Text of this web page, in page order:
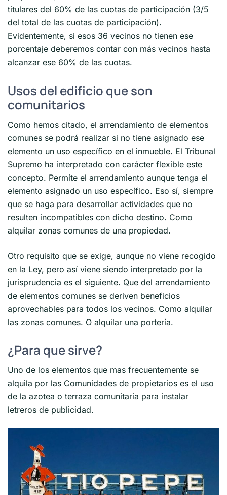
titulares del 60% de las cuotas de participación (3/5
del total de las cuotas de participación).
Evidentemente, si esos 36 vecinos no tienen ese
porcentaje deberemos contar con más vecinos hasta
alcanzar ese 60% de las cuotas.
Usos del edificio que son
comunitarios
Como hemos citado, el arrendamiento de elementos
comunes se podrá realizar si no tiene asignado ese
elemento un uso específico en el inmueble. El Tribunal
Supremo ha interpretado con carácter flexible este
concepto. Permite el arrendamiento aunque tenga el
elemento asignado un uso específico. Eso sí, siempre
que se haga para desarrollar actividades que no
resulten incompatibles con dicho destino. Como
alquilar zonas comunes de una propiedad.
Otro requisito que se exige, aunque no viene recogido
en la Ley, pero así viene siendo interpretado por la
jurisprudencia es el siguiente. Que del arrendamiento
de elementos comunes se deriven beneficios
aprovechables para todos los vecinos. Como alquilar
las zonas comunes. O alquilar una portería.
¿Para que sirve?
Uno de los elementos que mas frecuentemente se
alquila por las Comunidades de propietarios es el uso
de la azotea o terraza comunitaria para instalar
letreros de publicidad.